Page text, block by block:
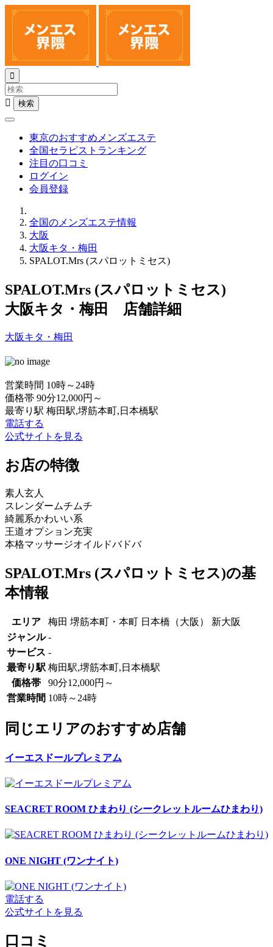


東京のおすすめメンズエステ
全国セラピストランキング
注目の口コミ
ログイン
会員登録
全国のメンズエステ情報
大阪
大阪キタ・梅田
SPALOT.Mrs (スパロットミセス)
SPALOT.Mrs (スパロットミセス)
大阪キタ・梅田 店舗詳細
大阪キタ・梅田
営業時間 10時～24時
価格帯 90分12,000円～
最寄り駅 梅田駅,堺筋本町,日本橋駅
電話する
公式サイトを見る
お店の特徴
素人 玄人
スレンダー ムチムチ
綺麗系かわいい系
王道オプション充実
本格マッサージオイルドバドバ
SPALOT.Mrs (スパロットミセス)の基
本情報
エリア
梅田 堺筋本町・本町 日本橋（大阪） 新大阪
ジャンル -
サービス -
最寄り駅 梅田駅,堺筋本町,日本橋駅
価格帯
90分12,000円～
営業時間 10時～24時
同じエリアのおすすめ店舗
イーエスドールプレミアム
SEACRET ROOM ひまわり (シークレットルームひまわり)
ONE NIGHT (ワンナイト)
電話する
公式サイトを見る
口コミ